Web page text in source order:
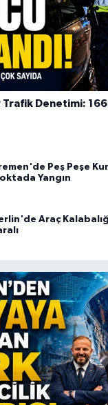
Denetimi: 166
Peş Peşe
Yangın
Araç